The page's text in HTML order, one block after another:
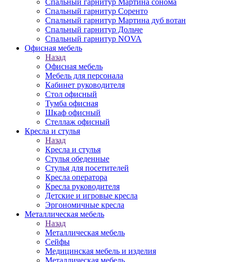
Спальный гарнитур Мартина сонома
Спальный гарнитур Соренто
Спальный гарнитур Мартина дуб вотан
Спальный гарнитур Дольче
Спальный гарнитур NOVA
Офисная мебель
Назад
Офисная мебель
Мебель для персонала
Кабинет руководителя
Стол офисный
Тумба офисная
Шкаф офисный
Стеллаж офисный
Кресла и стулья
Назад
Кресла и стулья
Стулья обеденные
Стулья для посетителей
Кресла оператора
Кресла руководителя
Детские и игровые кресла
Эргономичные кресла
Металлическая мебель
Назад
Металлическая мебель
Сейфы
Медицинская мебель и изделия
Металлическая мебель